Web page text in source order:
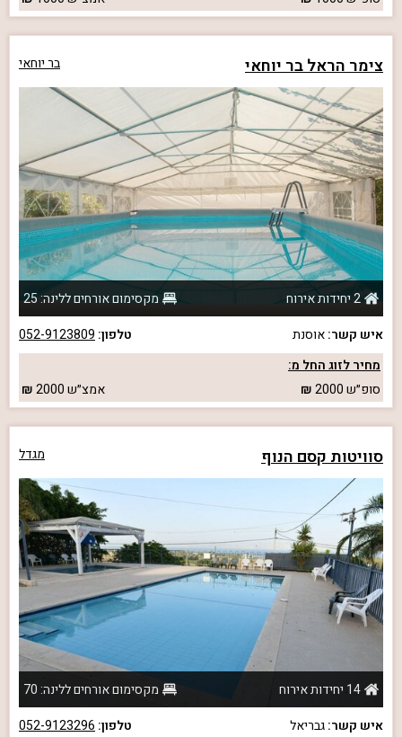
צימר הראל בר יוחאי בר יוחאי
2 יחידות אירוח
מקסימום אורחים ללינה: 25
איש קשר:אוסנת טלפון: 052-9123809
מחיר לזוג החל מ:
סופ״ש2000 אמצ״ש2000
סוויטות קסם הנוף מגדל
14 יחידות אירוח
מקסימום אורחים ללינה: 70
איש קשר:גבריאל טלפון: 052-9123296